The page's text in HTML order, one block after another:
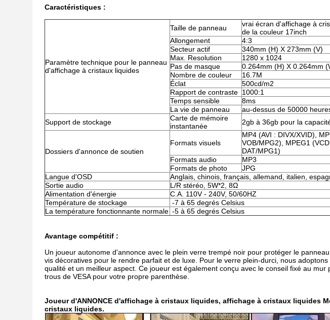
Caractéristiques :
Paramètre technique pour le panneau
d'affichage à cristaux liquides
Taille de panneau
vrai écran d'affichage à
de la couleur 17inch
Allongement
4:3
Secteur actif
340mm (H) X 273mm (V)
Max. Resolution
1280 x 1024
Pas de masque
0.264mm (H) X 0.264mm
Nombre de couleur
16.7M
Éclat
500cd/m2
Rapport de contraste 1000:1
Temps sensible
8ms
La vie de panneau
au-dessus de 50000
Support de stockage
Carte de mémoire
instantanée
2gb à 36gb pour la
Dossiers d'annonce de soutien
Formats visuels
MP4 (AVI : DIVX/XVID),
VOB/MPG2), MPEG1
DAT/MPG1)
Formats audio
MP3
Formats de photo
JPG
Langue d'OSD
Anglais, chinois, français, allemand, italien,
Sortie audio
L/R stéréo, 5W*2, 8Ω
Alimentation d'énergie
C.A. 110V - 240V, 50/60HZ
Température de stockage
-7 à 65 degrés Celsius
La température fonctionnante normale -5 à 65 degrés Celsius
Avantage compétitif :
Un joueur autonome d'annonce avec le plein verre trempé noir pour protéger le
vis décoratives pour le rendre parfait et de luxe. Pour le verre plein-durci, nous
qualité et un meilleur aspect. Ce joueur est également conçu avec le conseil fixé au
trous de VESA pour votre propre parenthèse.
Joueur d'ANNONCE d'affichage à cristaux liquides, affichage à cristaux liquides
cristaux liquides.